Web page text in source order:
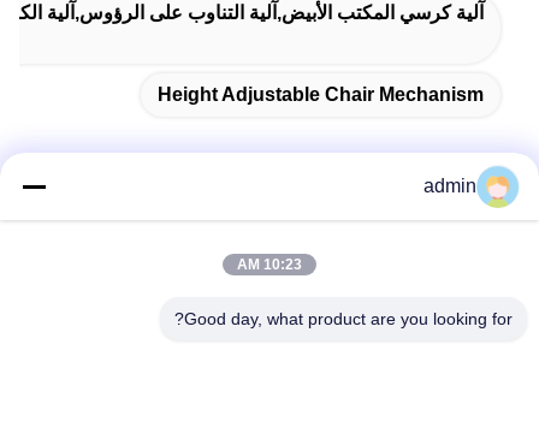
آلية كرسي المكتب الأبيض,آلية التناوب على الرؤوس,آلية
Height Adjustable Chair Mechanism
admin
10:23 AM
Good day, what product are you looking for?